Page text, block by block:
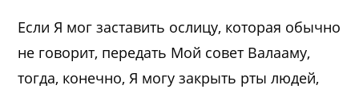
Если Я мог заставить ослицу, которая обычно
не говорит, передать Мой совет Валааму,
тогда, конечно, Я могу закрыть рты людей,